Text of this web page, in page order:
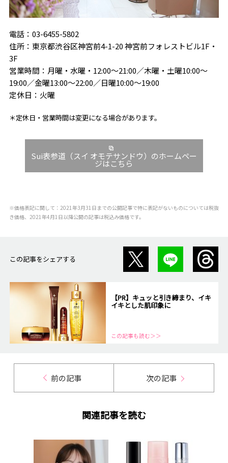
電話：03-6455-5802
住所：東京都渋谷区神宮前4-1-20 神宮前フォレストビル1F・
3F
営業時間：月曜・水曜・12:00〜21:00／木曜・土曜10:00～
19:00／金曜13:00～22:00／日曜10:00〜19:00
定休日：火曜
＊定休日・営業時間は変更になる場合があります。
Sui表参道（スイ オモテサンドウ）のホームペー
ジはこちら
※価格表記に関して：2021年3月31日までの公開記事で特に表記がないものについては税抜
き価格、2021年4月1日以降公開の記事は税込み価格です。
この記事をシェアする
【PR】キュッと引き締まり、イキ
イキとした肌印象に
この記事も読む＞＞
前の記事 次の記事
関連記事を読む